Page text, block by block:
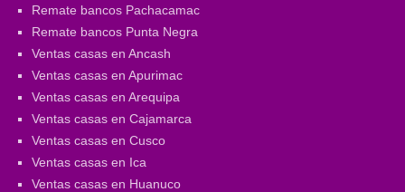
Remate bancos Pachacamac
Remate bancos Punta Negra
Ventas casas en Ancash
Ventas casas en Apurimac
Ventas casas en Arequipa
Ventas casas en Cajamarca
Ventas casas en Cusco
Ventas casas en Ica
Ventas casas en Huanuco